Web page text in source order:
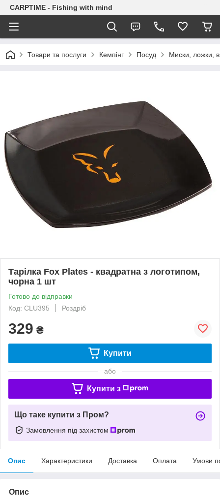
CARPTIME - Fishing with mind
Товари та послуги Кемпінг Посуд Миски, ложки,
Тарілка Fox Plates - квадратна з логотипом,
чорна 1 шт
Готово до відправки
Код: CLU395
Роздріб
329 ₴
Купити
або
Купити з
Що таке купити з Пром?
Замовлення під захистом
Опис Характеристики Доставка Оплата Умови
Опис